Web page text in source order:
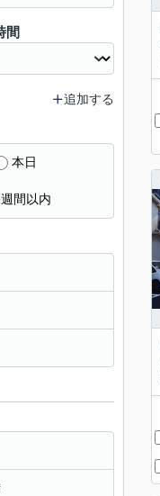
間
追加する
本日
間以内